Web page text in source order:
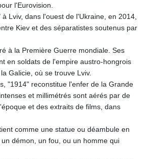
l'Eurovision.
Lviv, dans l'ouest de l'Ukraine, en 2014,
Kiev et des séparatistes soutenus par
à la Première Guerre mondiale. Ses
en soldats de l'empire austro-hongrois
Galicie, où se trouve Lviv.
"1914" reconstitue l'enfer de la Grande
et millimétrés sont aérés par de
et des extraits de films, dans
comme une statue ou déambule en
démon, un fou, ou un homme qui